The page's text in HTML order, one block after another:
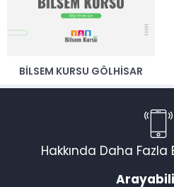
BILSEM KURSU GÖLHISAR
Hakkında Daha Fazla